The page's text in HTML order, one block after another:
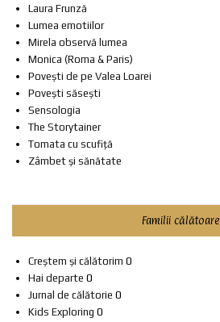
Laura Frunză
Lumea emotiilor
Mirela observă lumea
Monica (Roma & Paris)
Povești de pe Valea Loarei
Povești săsești
Sensologia
The Storytainer
Tomata cu scufiță
Zâmbet și sănătate
Familii călătoare
Creștem și călătorim 0
Hai departe 0
Jurnal de călătorie 0
Kids Exploring 0